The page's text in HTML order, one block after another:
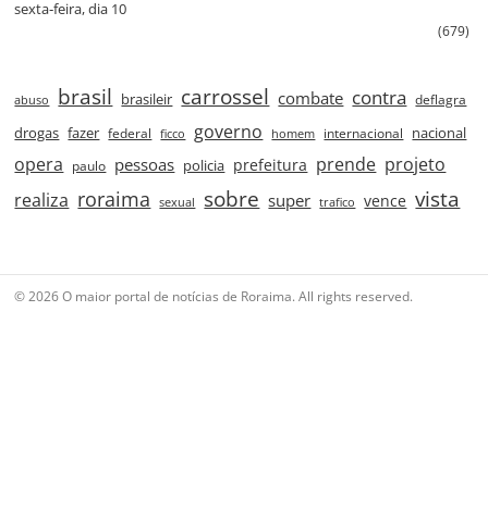
sexta‑feira, dia 10
(679)
abuso brasil brasileir carrossel combate contra deflagra
drogas fazer federal ficco governo homem internacional nacional
opera paulo pessoas policia prefeitura prende projeto
realiza roraima sexual sobre super trafico vence vista
© 2026 O maior portal de notícias de Roraima. All rights reserved.